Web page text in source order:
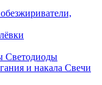
Светодиоды
Свечи